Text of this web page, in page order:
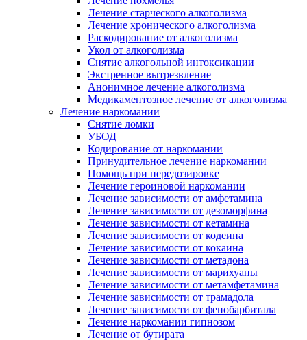
Лечение старческого алкоголизма
Лечение хронического алкоголизма
Раскодирование от алкоголизма
Укол от алкоголизма
Снятие алкогольной интоксикации
Экстренное вытрезвление
Анонимное лечение алкоголизма
Медикаментозное лечение от алкоголизма
Лечение наркомании
Снятие ломки
УБОД
Кодирование от наркомании
Принудительное лечение наркомании
Помощь при передозировке
Лечение героиновой наркомании
Лечение зависимости от амфетамина
Лечение зависимости от дезоморфина
Лечение зависимости от кетамина
Лечение зависимости от кодеина
Лечение зависимости от кокаина
Лечение зависимости от метадона
Лечение зависимости от марихуаны
Лечение зависимости от метамфетамина
Лечение зависимости от трамадола
Лечение зависимости от фенобарбитала
Лечение наркомании гипнозом
Лечение от бутирата